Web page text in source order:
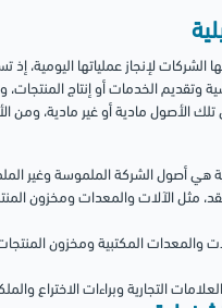
لإنجاز عملياتها اليومية،
وتقديم الخدمات أو إنتاج
تلك الأصول مادية أو غير مادية، ومن
هي أصول الشركة الملموسة وغير
مثل الآلات والمعدات ومخزون
والمعدات المكتبية ومخزون
التجارية وبراءات الاختراع